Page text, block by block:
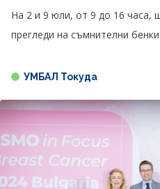
На 2 и 9 юли, от 9 до 16 часа,
прегледи на съмнителни бенки
УМБАЛ Токуда